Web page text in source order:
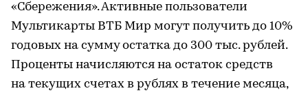
«Сбережения». Активные пользователи
Мультикарты ВТБ Мир могут получить до 10%
годовых на сумму остатка до 300 тыс. рублей.
Проценты начисляются на остаток средств
на текущих счетах в рублях в течение месяца,